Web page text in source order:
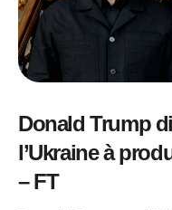
Donald Trump
l’Ukraine à
– FT